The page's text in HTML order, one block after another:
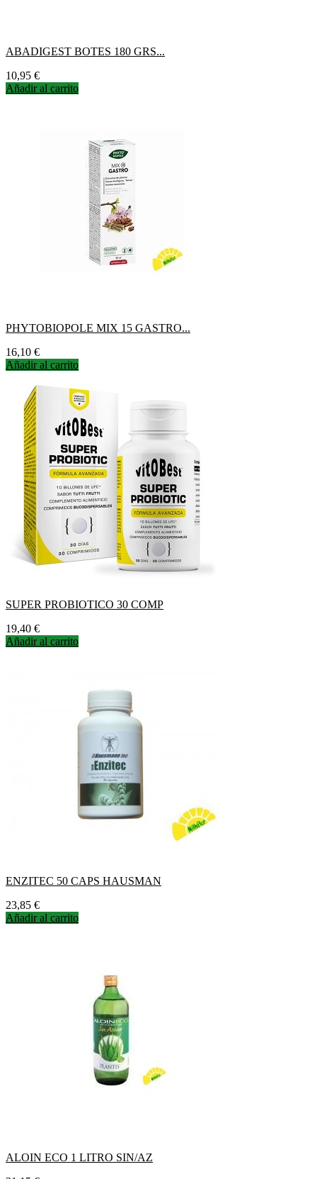
ABADIGEST BOTES 180 GRS...
Precio
10,95 €
Añadir al carrito
PHYTOBIOPOLE MIX 15 GASTRO...
Precio
16,10 €
Añadir al carrito
SUPER PROBIOTICO 30 COMP
Precio
19,40 €
Añadir al carrito
ENZITEC 50 CAPS HAUSMAN
Precio
23,85 €
Añadir al carrito
ALOIN ECO 1 LITRO SIN/AZ